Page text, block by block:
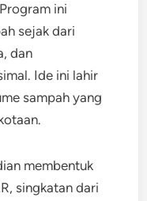
ini
sejak dari
dan
Ide ini lahir
sampah yang
membentuk
singkatan dari